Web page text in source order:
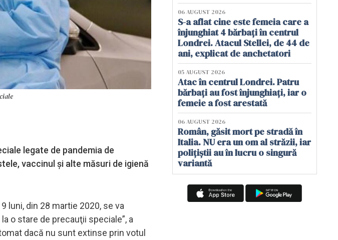
legate de pandemia de
vaccinul şi alte măsuri de igienă
luni, din 28 martie 2020, se va
o stare de precauţii speciale”, a
dacă nu sunt extinse prin votul
06 AUGUST 2026
S-a aflat cine este femeia care a
înjunghiat 4 bărbați în centrul
Londrei. Atacul Stellei, de 44 de
ani, explicat de anchetatori
05 AUGUST 2026
Atac în centrul Londrei. Patru
bărbați au fost înjunghiați, iar o
femeie a fost arestată
06 AUGUST 2026
Român, găsit mort pe stradă în
Italia. NU era un om al străzii, iar
polițiștii au în lucru o singură
variantă